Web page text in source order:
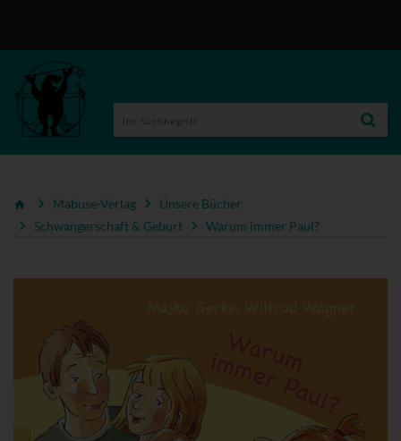
Mabuse-Verlag
Unsere Bücher
Schwangerschaft & Geburt
Warum immer Paul?